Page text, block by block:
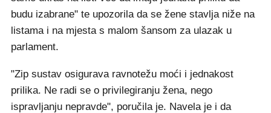
budu izabrane" te upozorila da se žene stavlja niže na
listama i na mjesta s malom šansom za ulazak u
parlament.
"Zip sustav osigurava ravnotežu moći i jednakost
prilika. Ne radi se o privilegiranju žena, nego
ispravljanju nepravde", poručila je. Navela je i da